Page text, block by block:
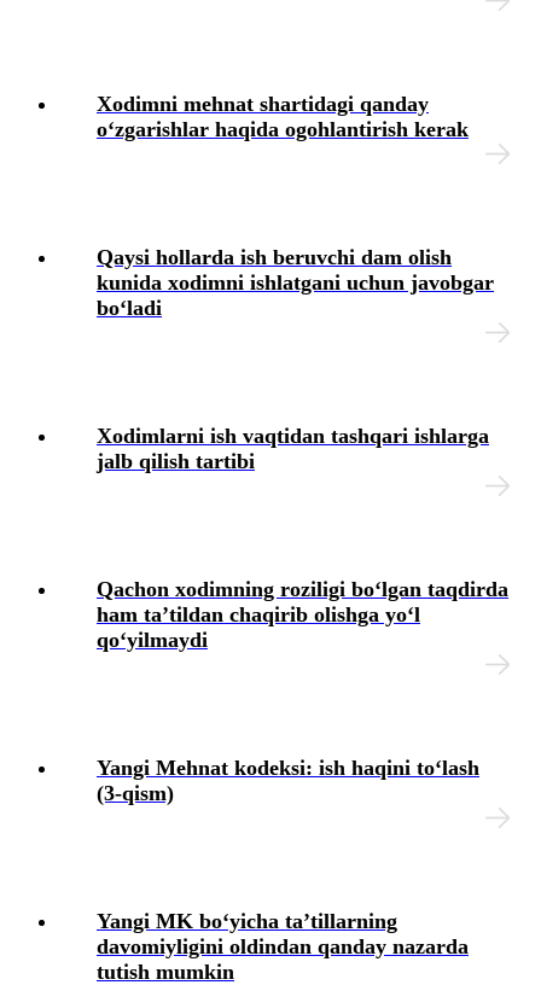
Karantin
Mehnat nizolari
Harbiy хizmatga majburlarni roʻyхatga olish
Xodimni mehnat shartidagi qanday
oʻzgarishlar haqida ogohlantirish kerak
Qaysi hollarda ish beruvchi dam olish
kunida хodimni ishlatgani uchun javobgar
boʻladi
Xodimlarni ish vaqtidan tashqari ishlarga
jalb qilish tartibi
Qachon хodimning roziligi boʻlgan taqdirda
ham ta’tildan chaqirib olishga yoʻl
qoʻyilmaydi
Yangi Mehnat kodeksi: ish haqini toʻlash
(3-qism)
Yangi MK boʻyicha ta’tillarning
davomiyligini oldindan qanday nazarda
tutish mumkin